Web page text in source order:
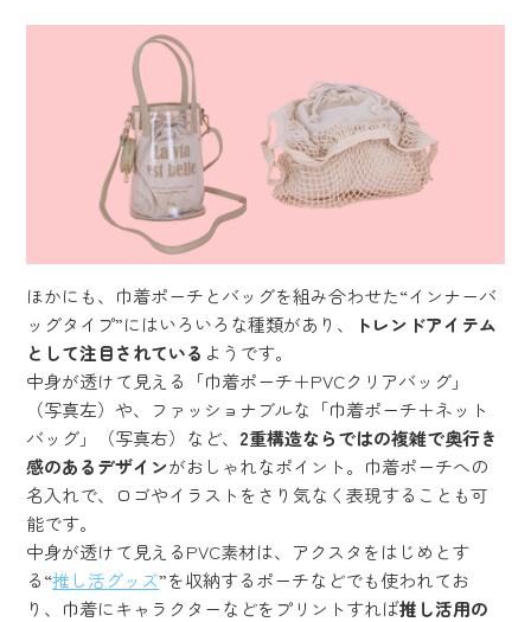
ほかにも、巾着ポーチとバッグを組み合わせた“インナーバ
ッグタイプ”にはいろいろな種類があり、
トレンドアイテム
として注目されている ようです。
中身が透けて見える「巾着ポーチ＋PVCクリアバッグ」
（写真左）や、ファッショナブルな「巾着ポーチ＋ネット
バッグ」（写真右）など、 2重構造ならではの複雑で奥行き
感のあるデザインがおしゃれなポイント。巾着ポーチへの
名入れで、ロゴやイラストをさり気なく表現することも可
能です。
中身が透けて見えるPVC素材は、アクスタをはじめとす
る“推し活グッズ”を収納するポーチなどでも使われてお
り、巾着にキャラクターなどをプリントすれば推し活用の